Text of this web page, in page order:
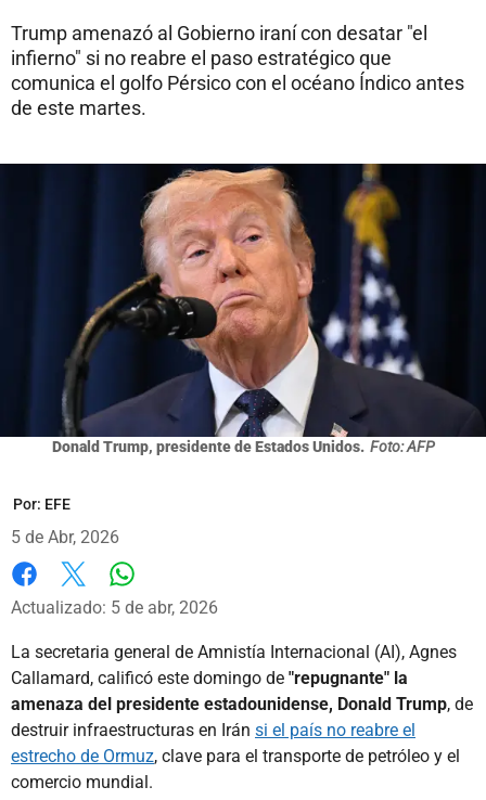
Trump amenazó al Gobierno iraní con desatar "el
infierno" si no reabre el paso estratégico que
comunica el golfo Pérsico con el océano Índico antes
de este martes.
Donald Trump, presidente de Estados Unidos. Foto: AFP
Por: EFE
5 de Abr, 2026
Facebook
X
Actualizado: 5 de abr, 2026
La secretaria general de Amnistía Internacional (AI), Agnes
Callamard, calificó este domingo de "repugnante" la
amenaza del presidente estadounidense, Donald Trump, de
destruir infraestructuras en Irán si el país no reabre el
estrecho de Ormuz, clave para el transporte de petróleo y el
comercio mundial.